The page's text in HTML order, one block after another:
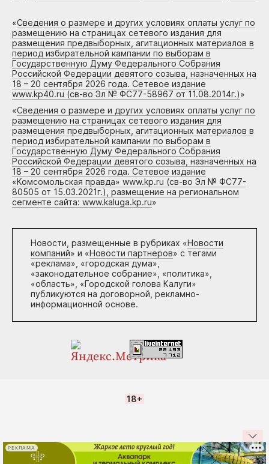
«Сведения о размере и других условиях оплаты услуг по
размещению на страницах сетевого издания для
размещения предвыборных, агитационных материалов в
период избирательной кампании по выборам в
Государственную Думу Федерального Собрания
Российской Федерации девятого созыва, назначенных на
18 – 20 сентября 2026 года. Сетевое издание
www.kp40.ru (св-во Эл № ФС77-58967 от 11.08.2014г.)»
«Сведения о размере и других условиях оплаты услуг по
размещению на страницах сетевого издания для
размещения предвыборных, агитационных материалов в
период избирательной кампании по выборам в
Государственную Думу Федерального Собрания
Российской Федерации девятого созыва, назначенных на
18 – 20 сентября 2026 года. Сетевое издание
«Комсомольская правда» www.kp.ru (св-во Эл № ФС77-
80505 от 15.03.2021г.), размещение на региональном
сегменте сайта: www.kaluga.kp.ru»
Новости, размещенные в рубриках «Новости
компаний» и «Новости партнеров» с тегами
«реклама», «городская дума»,
«законодательное собрание», «политика»,
«область», «Городской голова Калуги»
публикуются на договорной, рекламно-
информационной основе.
18+
РЕКЛАМА